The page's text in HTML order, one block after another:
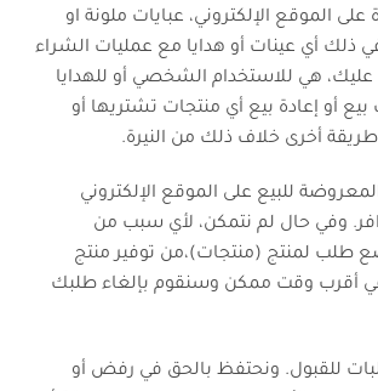
على الموقع الإلكتروني، عبايات ملونة او
ذلك أي عينات أو هدايا مع عمليات الشراء
عليك، هي للاستخدام الشخصي أو للهدايا
أو إعادة بيع أي منتجات تشتريها أو
أخرى خلاف ذلك من النيرة.
للبيع على الموقع الإلكتروني
وفي حال لم نتمكن، لأي سبب من
طلب لمنتج (منتجات)،من توفير منتج
أقرب وقت ممكن وسنقوم بإلغاء طلبك
للقبول. ونحتفظ بالحق في رفض أو